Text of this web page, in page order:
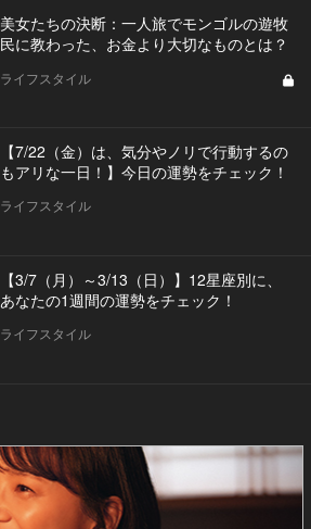
美女たちの決断：一人旅でモンゴルの遊牧
民に教わった、お金より大切なものとは？
ライフスタイル
【7/22（金）は、気分やノリで行動するの
もアリな一日！】今日の運勢をチェック！
ライフスタイル
【3/7（月）～3/13（日）】12星座別に、
あなたの1週間の運勢をチェック！
ライフスタイル